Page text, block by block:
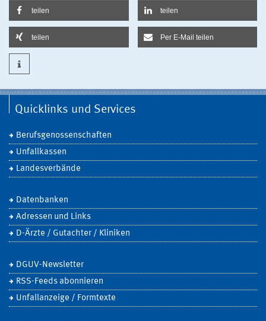
teilen teilen
teilen Per E-Mail teilen
Quicklinks und Services
Berufsgenossenschaften
Unfallkassen
Landesverbände
Datenbanken
Adressen und Links
D-Ärzte / Gutachter / Kliniken
DGUV-Newsletter
RSS-Feeds abonnieren
Unfallanzeige / Formtexte